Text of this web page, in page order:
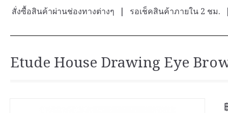
สั่งซื้อสินค้าผ่านช่องทางต่างๆ รอเช็คสินค้าภายใน 2 ชม.
Etude House Drawing Eye